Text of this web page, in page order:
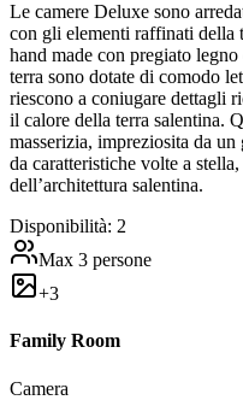
Le camere Deluxe sono
con gli elementi raffinati della
hand made con pregiato
terra sono dotate di comodo
riescono a coniugare dettagli
il calore della terra salentina.
masserizia, impreziosita da
da caratteristiche volte a
dell’architettura salentina.
Disponibilità: 2
Max 3 persone
+3
Family Room
Camera